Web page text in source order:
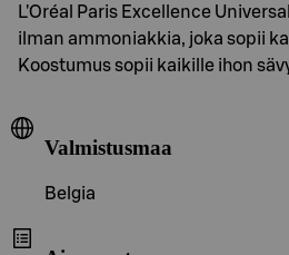
L'Oréal Paris Excellence
ilman ammoniakkia, joka sopii
Koostumus sopii kaikille ihon
Valmistusmaa
Belgia